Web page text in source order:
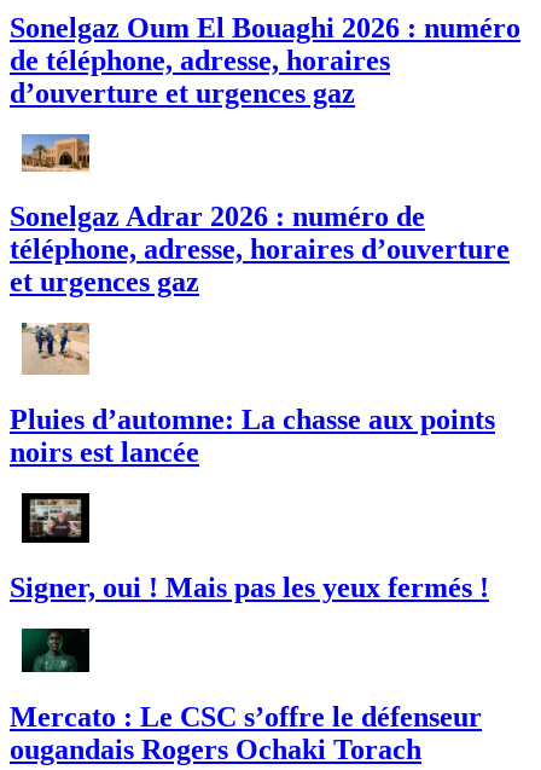
Sonelgaz Oum El Bouaghi 2026 : numéro
de téléphone, adresse, horaires
d’ouverture et urgences gaz
Sonelgaz Adrar 2026 : numéro de
téléphone, adresse, horaires d’ouverture
et urgences gaz
Pluies d’automne: La chasse aux points
noirs est lancée
Signer, oui ! Mais pas les yeux fermés !
Mercato : Le CSC s’offre le défenseur
ougandais Rogers Ochaki Torach